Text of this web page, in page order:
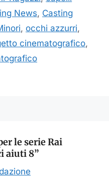
News, Casting
, occhi azzurri,
cinematografico,
le serie Rai
aiuti 8”